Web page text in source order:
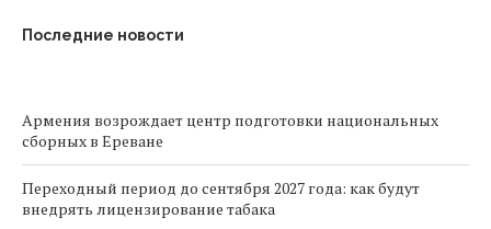
Последние новости
Армения возрождает центр подготовки национальных
сборных в Ереване
Переходный период до сентября 2027 года: как будут
внедрять лицензирование табака